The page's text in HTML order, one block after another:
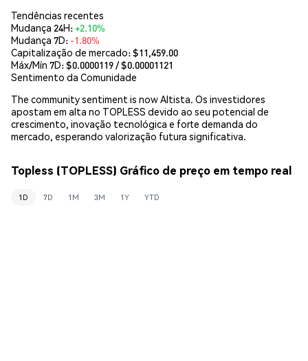
Tendências recentes
Mudança 24H:+2.10%
Mudança 7D: -1.80%
Capitalização de mercado:$11,459.00
Máx/Mín 7D: $0.0000119/ $0.00001121
Sentimento da Comunidade
The community sentiment is now Altista. Os investidores
apostam em alta no TOPLESS devido ao seu potencial de
crescimento, inovação tecnológica e forte demanda do
mercado, esperando valorização futura significativa.
Topless (TOPLESS) Gráfico de preço em tempo real
1D 7D 1M 3M 1Y YTD